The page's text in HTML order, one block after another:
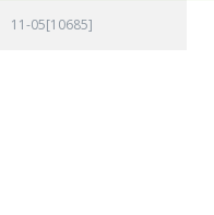
11-05[10685]